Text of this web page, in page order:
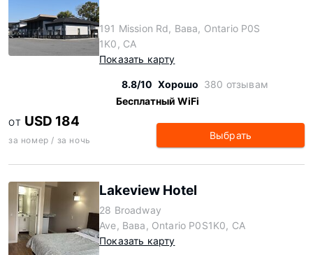
191 Mission Rd, Вава, Ontario P0S
1K0, CA
Показать карту
8.8/10 Хорошо 380 отзывам
Бесплатный WiFi
ОТ USD 184
за номер / за ночь Выбрать
Lakeview Hotel
28 Broadway
Ave, Вава, Ontario P0S1K0, CA
Показать карту